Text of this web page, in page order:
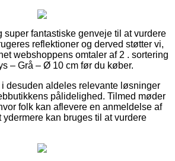
super fantastiske genveje til at vurdere
reflektioner og derved støtter vi,
webshoppens omtaler af 2 . sortering
– Grå – Ø 10 cm før du køber.
desuden aldeles relevante løsninger
pålidelighed. Tilmed møder
folk kan aflevere en anmeldelse af
kan bruges til at vurdere